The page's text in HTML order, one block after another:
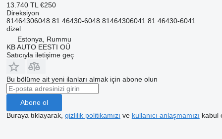
13.740 TL €250
Direksiyon
81464306048 81.46430-6048 81464306041 81.46430-6041
dizel
Estonya, Rummu
KB AUTO EESTI OÜ
Satıcıyla iletişime geç
Bu bölüme ait yeni ilanları almak için abone olun
Abone ol
Buraya tıklayarak, gizlilik politikamızı ve kullanıcı anlaşmamızı kabul